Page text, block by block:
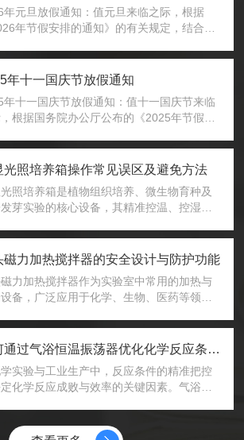
在放假离司前做好所在区域的安全检查，
门窗，切断电源，整理好各自工位卫生；3、
间请保持手机畅通，以便紧急情况处理；
；5、合理规划假期行程，假期...
年元旦放假通知：值元旦来临之际，根据
年节假安排的通知》的有关规定，结合公
、元旦放假为：1月1日-1月2日放假二天，
正常上班。二、注意事项1、请各位小伙伴
司前做好所在区域的安全检查，关闭门
断电源，整理好各自工位卫生；3、放假期
持手机畅通，以便紧急情况处理；4、节假
、合理规划假期行程，假期结束后请按...
年十一国庆节放假通知
年十一国庆节放假通知：值十一国庆节来临
根据国务院办公厅公布的《2025年节假安
年十一国庆节放假事项通知如下：一、国
假为：10月1日-10月2日、10月5日-10月6
正常上班。二、注意事项1、请各位小伙伴
工作需求，提前安排好工作；2、各部门在
司前做好所在区域的安全检查，关闭门
持手机畅通，...
光照培养箱操作常见误区及避免方法
照培养箱是植物组织培养、微生物育种及
芽实验的核心设备，其精准控温、控湿与
误区常导致数据偏差或设备损坏，掌握正
尤为重要。一、误区一：忽视环境适配，
热源旁(如暖气片)或通风口，导致箱内温湿
界干扰(如温度波动±3℃)。此外，设备放
不平整(倾斜5°)会使内部风扇气流循环受
免阳光直射的室内环境，地面铺...
磁力加热搅拌器的安全设计与防护功能
力加热搅拌器作为实验室中常用的加热与
备，广泛应用于化学、生物、医药等领
操作过程中的安全问题也很关键。因此，
头磁力加热搅拌器在设计上充分考虑了多
顺利进行。一、过温保护系统多头磁力加
器通常配备智能控温系统，具备过温自动
能。当加热板温度超过设定上限的时候，
会自动切断电源，防止因温度失控引发火灾
如何通过气浴恒温振荡器优化化学反应条件？
实验与工业生产中，反应条件的精准把控
化学反应成败与效率的关键因素。气浴恒
率。​精准控温是优化化学反应条件的基础。